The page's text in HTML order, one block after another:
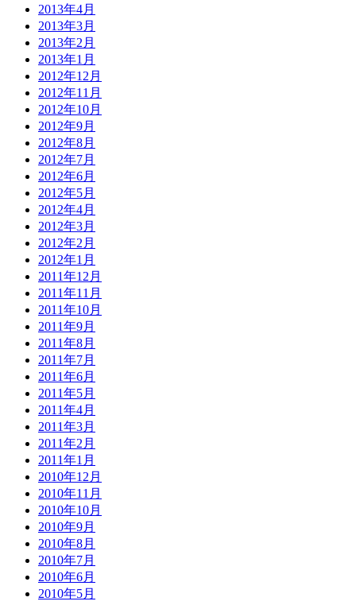
2013年4月
2013年3月
2013年2月
2013年1月
2012年12月
2012年11月
2012年10月
2012年9月
2012年8月
2012年7月
2012年6月
2012年5月
2012年4月
2012年3月
2012年2月
2012年1月
2011年12月
2011年11月
2011年10月
2011年9月
2011年8月
2011年7月
2011年6月
2011年5月
2011年4月
2011年3月
2011年2月
2011年1月
2010年12月
2010年11月
2010年10月
2010年9月
2010年8月
2010年7月
2010年6月
2010年5月